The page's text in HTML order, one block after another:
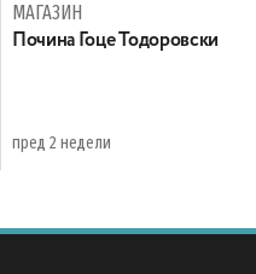
МАГАЗИН
Почина Гоце Тодоровски
пред 2 недели